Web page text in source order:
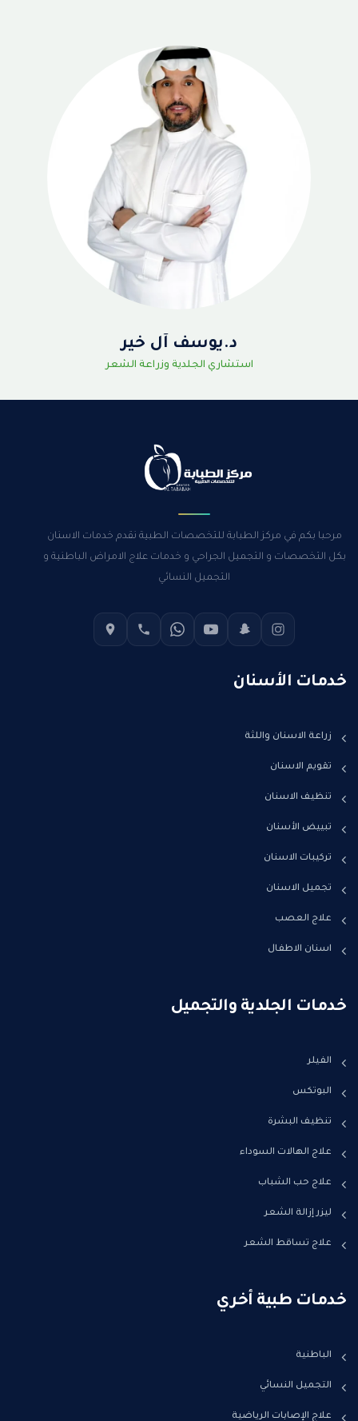
د.يوسف آل خير
استشاري الجلدية وزراعة الشعر
مرحبا بكم في مركز الطبابة للتخصصات الطبية نقدم خدمات الاسنان
بكل التخصصات و التجميل الجراحي و خدمات علاج الامراض الباطنية و
التجميل النسائي
خدمات الأسنان
زراعة الاسنان واللثة
تقويم الاسنان
تنظيف الاسنان
تبييض الأسنان
تركيبات الاسنان
تجميل الاسنان
علاج العصب
اسنان الاطفال
خدمات الجلدية والتجميل
الفيلر
البوتكس
تنظيف البشرة
علاج الهالات السوداء
علاج حب الشباب
ليزر إزالة الشعر
علاج تساقط الشعر
خدمات طبية أخري
الباطنية
التجميل النسائي
علاج الإصابات الرياضية